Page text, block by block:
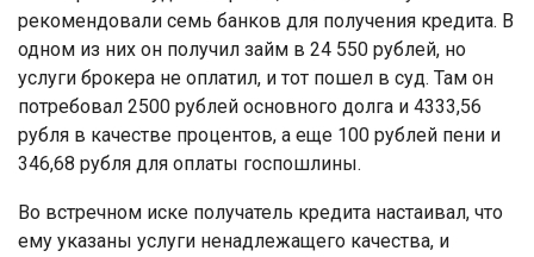
рекомендовали семь банков для получения кредита. В
одном из них он получил займ в 24 550 рублей, но
услуги брокера не оплатил, и тот пошел в суд. Там он
потребовал 2500 рублей основного долга и 4333,56
рубля в качестве процентов, а еще 100 рублей пени и
346,68 рубля для оплаты госпошлины.
Во встречном иске получатель кредита настаивал, что
ему указаны услуги ненадлежащего качества, и